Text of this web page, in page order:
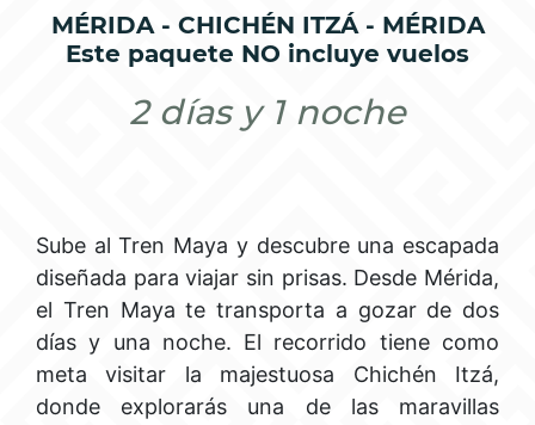
MÉRIDA - CHICHÉN ITZÁ - MÉRIDA
Este paquete NO incluye vuelos
2 días y 1 noche
Sube al Tren Maya y descubre una escapada
diseñada para viajar sin prisas. Desde Mérida,
el Tren Maya te transporta a gozar de dos
días y una noche. El recorrido tiene como
meta visitar la majestuosa Chichén Itzá,
donde explorarás una de las maravillas